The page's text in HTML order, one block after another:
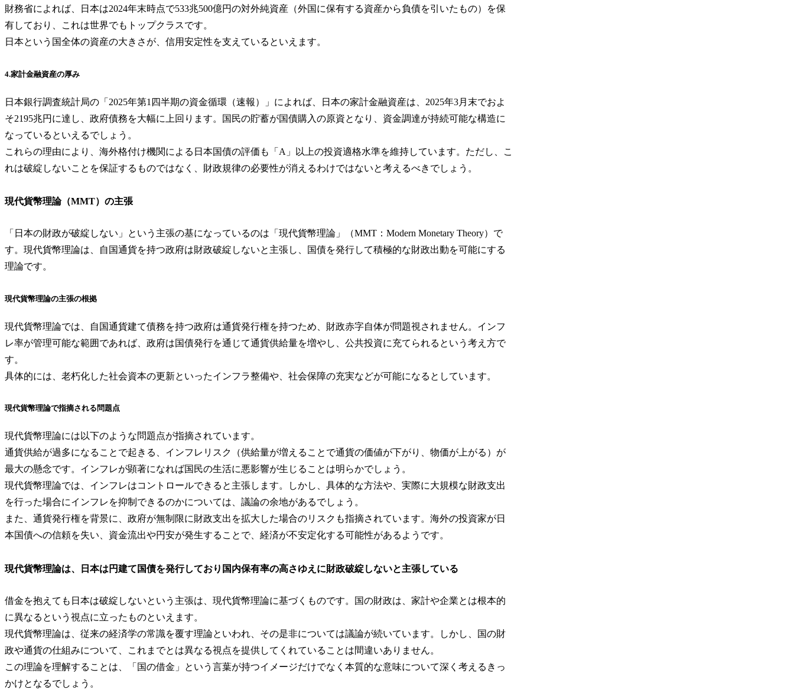
財務省によれば、日本は2024年末時点で533兆500億円の対外純資産（外国に保有する資産から負債を引いたもの）を保
有しており、これは世界でもトップクラスです。
日本という国全体の資産の大きさが、信用安定性を支えているといえます。
4.家計金融資産の厚み
日本銀行調査統計局の「2025年第1四半期の資金循環（速報）」によれば、日本の家計金融資産は、2025年3月末でおよ
そ2195兆円に達し、政府債務を大幅に上回ります。国民の貯蓄が国債購入の原資となり、資金調達が持続可能な構造に
なっているといえるでしょう。
これらの理由により、海外格付け機関による日本国債の評価も「A」以上の投資適格水準を維持しています。ただし、こ
れは破綻しないことを保証するものではなく、財政規律の必要性が消えるわけではないと考えるべきでしょう。
現代貨幣理論（MMT）の主張
「日本の財政が破綻しない」という主張の基になっているのは「現代貨幣理論」（MMT：Modern Monetary Theory）で
す。現代貨幣理論は、自国通貨を持つ政府は財政破綻しないと主張し、国債を発行して積極的な財政出動を可能にする
理論です。
現代貨幣理論の主張の根拠
現代貨幣理論では、自国通貨建て債務を持つ政府は通貨発行権を持つため、財政赤字自体が問題視されません。インフ
レ率が管理可能な範囲であれば、政府は国債発行を通じて通貨供給量を増やし、公共投資に充てられるという考え方で
す。
具体的には、老朽化した社会資本の更新といったインフラ整備や、社会保障の充実などが可能になるとしています。
現代貨幣理論で指摘される問題点
現代貨幣理論には以下のような問題点が指摘されています。
通貨供給が過多になることで起きる、インフレリスク（供給量が増えることで通貨の価値が下がり、物価が上がる）が
最大の懸念です。インフレが顕著になれば国民の生活に悪影響が生じることは明らかでしょう。
現代貨幣理論では、インフレはコントロールできると主張します。しかし、具体的な方法や、実際に大規模な財政支出
を行った場合にインフレを抑制できるのかについては、議論の余地があるでしょう。
また、通貨発行権を背景に、政府が無制限に財政支出を拡大した場合のリスクも指摘されています。海外の投資家が日
本国債への信頼を失い、資金流出や円安が発生することで、経済が不安定化する可能性があるようです。
現代貨幣理論は、日本は円建て国債を発行しており国内保有率の高さゆえに財政破綻しないと主張している
借金を抱えても日本は破綻しないという主張は、現代貨幣理論に基づくものです。国の財政は、家計や企業とは根本的
に異なるという視点に立ったものといえます。
現代貨幣理論は、従来の経済学の常識を覆す理論といわれ、その是非については議論が続いています。しかし、国の財
政や通貨の仕組みについて、これまでとは異なる視点を提供してくれていることは間違いありません。
この理論を理解することは、「国の借金」という言葉が持つイメージだけでなく本質的な意味について深く考えるきっ
かけとなるでしょう。